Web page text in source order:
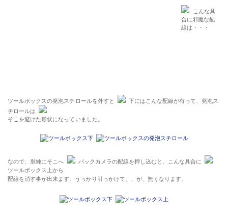
こんな具
合に邪魔な配
線は・・・
ツールボックスの発泡スチロールを外すと
下にはこんな配線が有って、発泡ス
チロールは
そこを避けた形状になっていました。
なので、単純にそこへ
バックカメラの配線を押し込むと、こんな具合に
ツールボックス上から
配線を消す事が出来ます。うっかり引っかけて、、が、無くなります。